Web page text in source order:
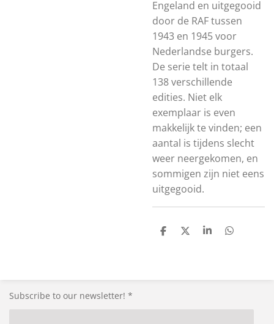
Engeland en uitgegooid
door de RAF tussen
1943 en 1945 voor
Nederlandse burgers.
De serie telt in totaal
138 verschillende
edities. Niet elk
exemplaar is even
makkelijk te vinden; een
aantal is tijdens slecht
weer neergekomen, en
sommigen zijn niet eens
uitgegooid.
S
S
S
S
Subscribe to our newsletter! *